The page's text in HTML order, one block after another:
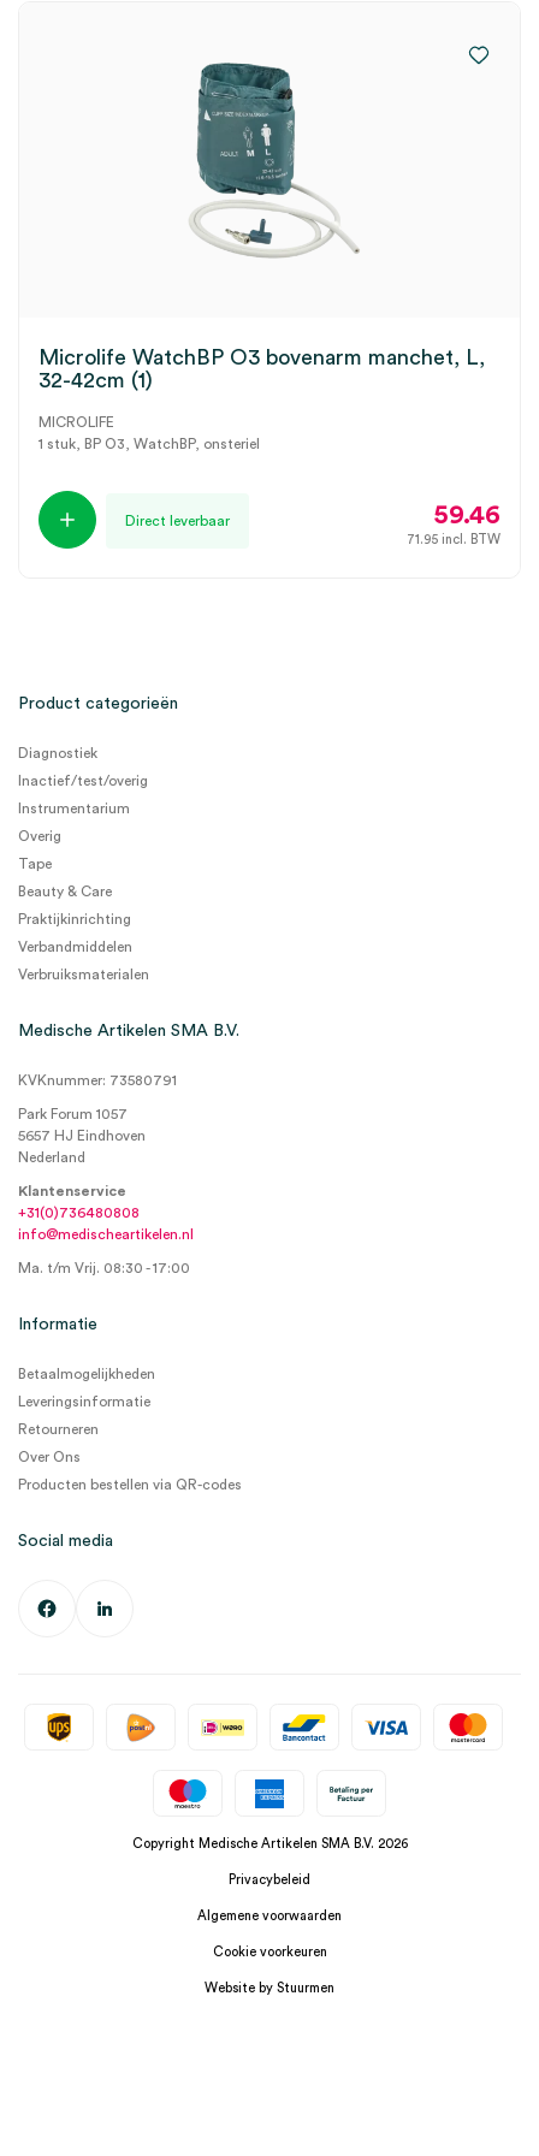
Microlife WatchBP O3 bovenarm manchet, L,
32-42cm (1)
MICROLIFE
1 stuk, BP O3, WatchBP, onsteriel
Direct leverbaar 59.46
71.95 incl. BTW
Product categorieën
Diagnostiek
Inactief/test/overig
Instrumentarium
Overig
Tape
Beauty & Care
Praktijkinrichting
Verbandmiddelen
Verbruiksmaterialen
Medische Artikelen SMA B.V.
KVKnummer: 73580791
Park Forum 1057
5657 HJ Eindhoven
Nederland
Klantenservice
+31(0)736480808
info@medischeartikelen.nl
Ma. t/m Vrij. 08:30 - 17:00
Informatie
Betaalmogelijkheden
Leveringsinformatie
Retourneren
Over Ons
Producten bestellen via QR-codes
Social media
Copyright Medische Artikelen SMA B.V. 2026
Privacybeleid
Algemene voorwaarden
Cookie voorkeuren
Website by Stuurmen